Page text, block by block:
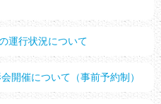
運行状況について
開催について（事前予約制）